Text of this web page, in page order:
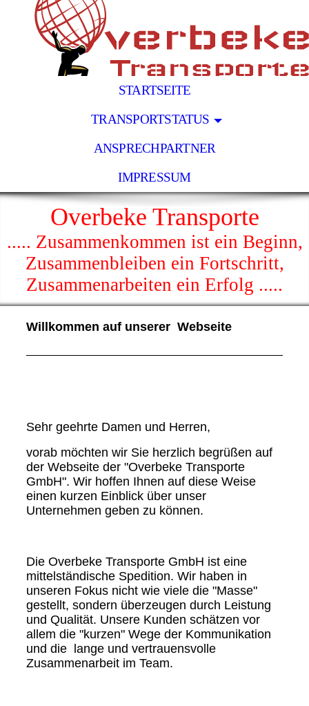
STARTSEITE
TRANSPORTSTATUS
ANSPRECHPARTNER
IMPRESSUM
Overbeke Transporte
..... Zusammenkommen ist ein Beginn,
Zusammenbleiben ein Fortschritt,
Zusammenarbeiten ein Erfolg .....
Willkommen auf unserer Webseite
Sehr geehrte Damen und Herren,
vorab möchten wir Sie herzlich begrüßen auf
der Webseite der "Overbeke Transporte
GmbH". Wir hoffen Ihnen auf diese Weise
einen kurzen Einblick über unser
Unternehmen geben zu können.
Die Overbeke Transporte GmbH ist eine
mittelständische Spedition. Wir haben in
unseren Fokus nicht wie viele die "Masse"
gestellt, sondern überzeugen durch Leistung
und Qualität. Unsere Kunden schätzen vor
allem die "kurzen" Wege der Kommunikation
und die lange und vertrauensvolle
Zusammenarbeit im Team.